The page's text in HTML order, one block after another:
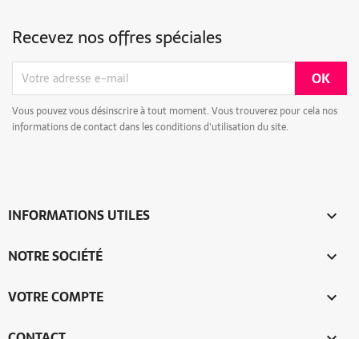
Recevez nos offres spéciales
Vous pouvez vous désinscrire à tout moment. Vous trouverez pour cela nos
informations de contact dans les conditions d'utilisation du site.
INFORMATIONS UTILES 
NOTRE SOCIÉTÉ 
VOTRE COMPTE 